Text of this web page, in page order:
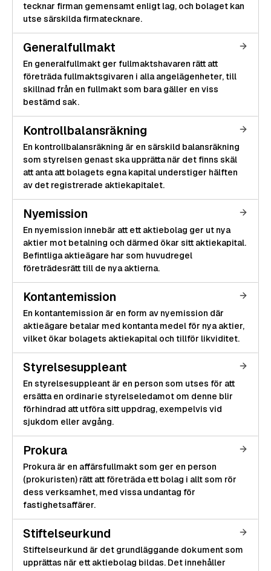
tecknar firman gemensamt enligt lag, och bolaget kan
utse särskilda firmatecknare.
Generalfullmakt
En generalfullmakt ger fullmaktshavaren rätt att
företräda fullmaktsgivaren i alla angelägenheter, till
skillnad från en fullmakt som bara gäller en viss
bestämd sak.
Kontrollbalansräkning
En kontrollbalansräkning är en särskild balansräkning
som styrelsen genast ska upprätta när det finns skäl
att anta att bolagets egna kapital understiger hälften
av det registrerade aktiekapitalet.
Nyemission
En nyemission innebär att ett aktiebolag ger ut nya
aktier mot betalning och därmed ökar sitt aktiekapital.
Befintliga aktieägare har som huvudregel
företrädesrätt till de nya aktierna.
Kontantemission
En kontantemission är en form av nyemission där
aktieägare betalar med kontanta medel för nya aktier,
vilket ökar bolagets aktiekapital och tillför likviditet.
Styrelsesuppleant
En styrelsesuppleant är en person som utses för att
ersätta en ordinarie styrelseledamot om denne blir
förhindrad att utföra sitt uppdrag, exempelvis vid
sjukdom eller avgång.
Prokura
Prokura är en affärsfullmakt som ger en person
(prokuristen) rätt att företräda ett bolag i allt som rör
dess verksamhet, med vissa undantag för
fastighetsaffärer.
Stiftelseurkund
Stiftelseurkund är det grundläggande dokument som
upprättas när ett aktiebolag bildas. Det innehåller